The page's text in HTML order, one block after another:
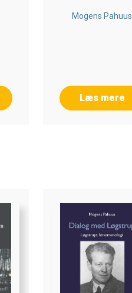
Mogens Pahuus
Læs mere